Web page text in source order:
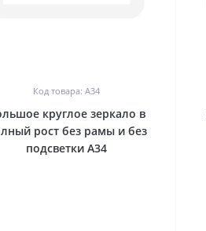
Код товара: А34
круглое зеркало в
рост без рамы и без
подсветки А34